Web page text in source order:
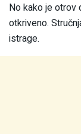
No kako je otrov
otkriveno.
istrage.